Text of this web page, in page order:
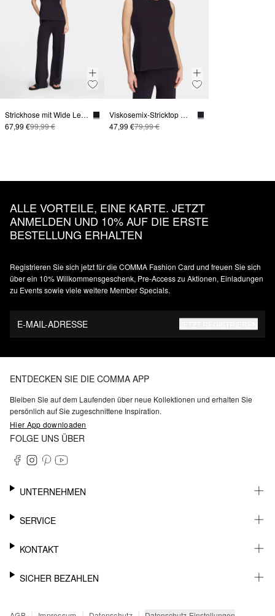
Strickhose mit Wide Leg und Biesen
67,99 €99,99 €
Viskosemix-Stricktop mit ausgestelltem Saum
47,99 €79,99 €
ALLE VORTEILE, EINE KARTE. JETZT
ANMELDEN UND 10% AUF DIE ERSTE
BESTELLUNG ERHALTEN
Registrieren Sie sich jetzt für die COMMA Fashion Card und freuen Sie sich
über ein 10% Willkommensgeschenk, Pre-Access zu Aktionen, Einladungen
zu Events sowie viele weitere Member Specials.
E-MAIL-ADRESSE
ENTDECKEN SIE DIE COMMA APP
Bleiben Sie auf dem Laufenden über neue Kollektionen und erhalten Sie
persönlich auf Sie zugeschnittene Inspiration.
Hier App downloaden
FOLGE UNS ÜBER
UNTERNEHMEN
KARRIERE
BARRIEREFREIHEIT
SERVICE
WHATSAPP
MEIN KONTO
KONTAKT
SUPPORT
SICHER BEZAHLEN